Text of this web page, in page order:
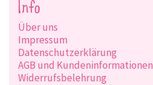
Info
Über uns
Impressum
Datenschutzerklärung
AGB und Kundeninformationen
Widerrufsbelehrung